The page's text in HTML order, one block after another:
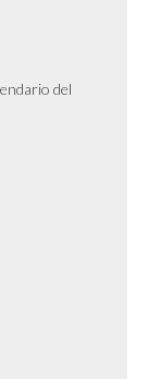
del